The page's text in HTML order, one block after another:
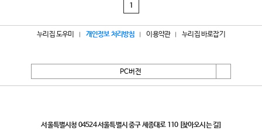
1
누리집 도우미 개인정보 처리방침 이용약관 누리집 바로잡기
PC버전
서울특별시청 04524 서울특별시 중구 세종대로 110 [찾아오시는 길]